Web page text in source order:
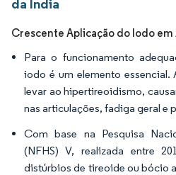
da Índia
Crescente Aplicação do Iodo
Para o funcionamento
iodo é um elemento
levar ao hipertireoidismo,
nas articulações, fadiga geral e
Com base na Pesquisa
(NFHS) V, realizada entre
distúrbios de tireoide ou bócio